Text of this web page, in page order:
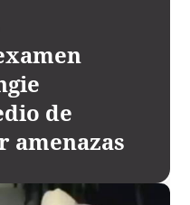
de
amenazas